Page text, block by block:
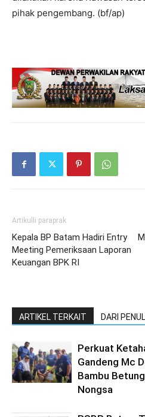
pihak pengembang. (bf/ap)
Artikulli paraprak
Kepala BP Batam Hadiri Entry
Meeting Pemeriksaan Laporan
Keuangan BPK RI
ARTIKEL TERKAIT DARI
Perkuat
Gandeng Mc
Bambu
Nongsa